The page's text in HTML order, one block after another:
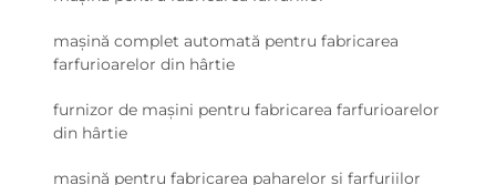
mașină complet automată pentru fabricarea
farfurioarelor din hârtie
furnizor de mașini pentru fabricarea farfurioarelor
din hârtie
mașină pentru fabricarea paharelor și farfuriilor